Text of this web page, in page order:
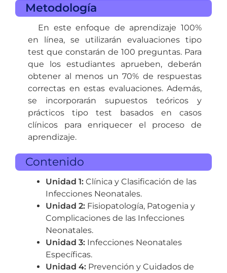
Metodología
En este enfoque de aprendizaje 100%
en línea, se utilizarán evaluaciones tipo
test que constarán de 100 preguntas. Para
que los estudiantes aprueben, deberán
obtener al menos un 70% de respuestas
correctas en estas evaluaciones. Además,
se incorporarán supuestos teóricos y
prácticos tipo test basados en casos
clínicos para enriquecer el proceso de
aprendizaje.
Contenido
Unidad 1: Clínica y Clasificación de las
Infecciones Neonatales.
Unidad 2: Fisiopatología, Patogenia y
Complicaciones de las Infecciones
Neonatales.
Unidad 3: Infecciones Neonatales
Específicas.
Unidad 4: Prevención y Cuidados de